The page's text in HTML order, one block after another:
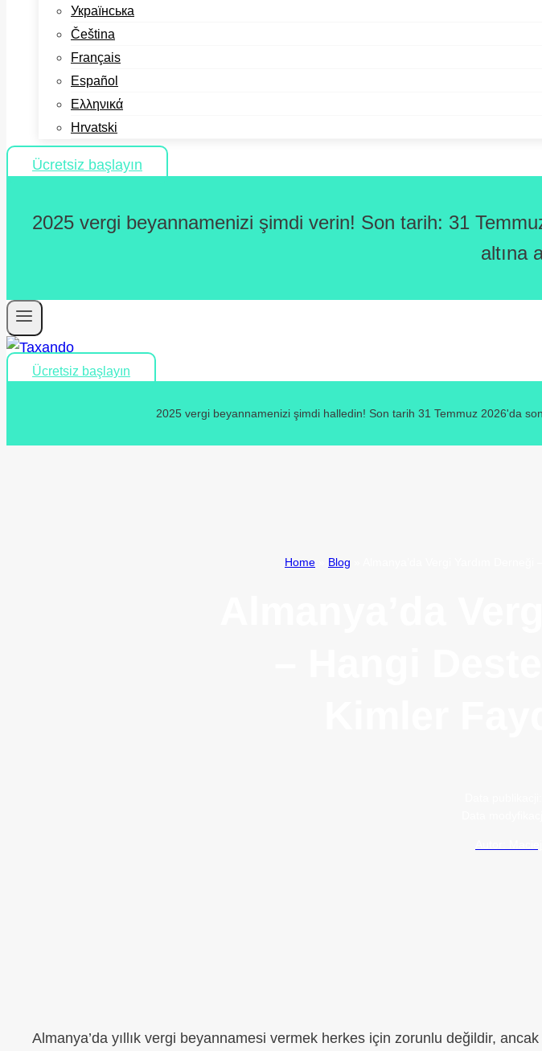
Українська
Čeština
Français
Español
Ελληνικά
Hrvatski
Ücretsiz başlayın
2025 vergi beyannamenizi şimdi verin! Son tarih: 31
altına
Ücretsiz başlayın
2025 vergi beyannamenizi şimdi halledin! Son tarih 31 Temmuz 2026'da
Home Blog
Almanya’da yıllık vergi beyannamesi vermek herkes için zorunlu değildir,